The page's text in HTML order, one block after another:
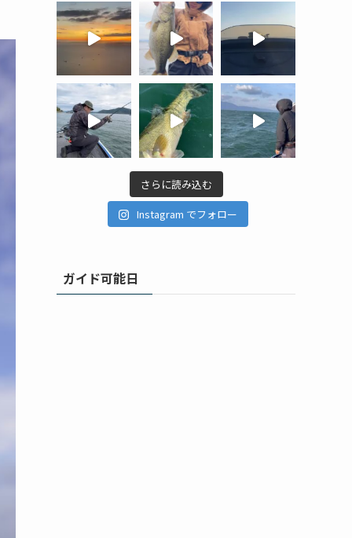
さらに読み込む
Instagram でフォロー
ガイド可能日